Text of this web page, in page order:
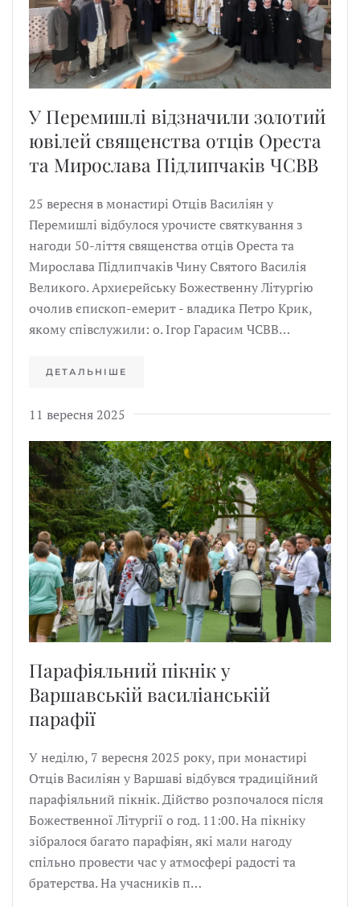
У Перемишлі відзначили золотий
ювілей священства отців Ореста
та Мирослава Підлипчаків ЧСВВ
25 вересня в монастирі Отців Василіян у
Перемишлі відбулося урочисте святкування з
нагоди 50-ліття священства отців Ореста та
Мирослава Підлипчаків Чину Святого Василія
Великого. Архиєрейську Божественну Літургію
очолив єпископ-емерит - владика Петро Крик,
якому співслужили: о. Ігор Гарасим ЧСВВ…
ДЕТАЛЬНІШЕ
11 вересня 2025
Парафіяльний пікнік у
Варшавській василіанській
парафії
У неділю, 7 вересня 2025 року, при монастирі
Отців Василіян у Варшаві відбувся традиційний
парафіяльний пікнік. Дійство розпочалося після
Божественної Літургії о год. 11:00. На пікніку
зібралося багато парафіян, які мали нагоду
спільно провести час у атмосфері радості та
братерства. На учасників п…